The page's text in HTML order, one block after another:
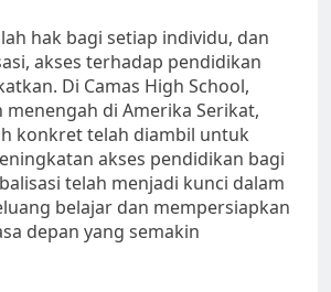
hak bagi setiap individu, dan
akses terhadap pendidikan
Di Camas High School,
menengah di Amerika Serikat,
konkret telah diambil untuk
akses pendidikan bagi
telah menjadi kunci dalam
belajar dan mempersiapkan
depan yang semakin